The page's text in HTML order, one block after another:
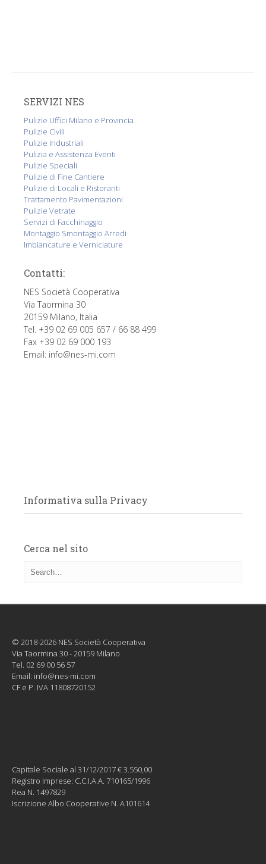
SERVIZI NES
Pulizie Uffici Milano e Provincia
Pulizie Civili
Pulizie Industriali
Pulizia e Assistenza Eventi
Pulizie Speciali
Pulizie di Fine Cantiere
Pulizie di Locali e Ristoranti
Trattamento Pavimentazioni
Pulizie Vetrate
Servizi di Facchinaggio
Montaggio Smontaggio Arredi
Imbiancature e Verniciature
Contatti:
NES Società Cooperativa
Via Taormina 30
20159 Milano, Italia
Tel. +39 02 69 005 657 / 66 88 499
Fax +39 02 69 000 193
Email: info@nes-mi.com
Informativa sulla Privacy
Cerca nel sito
© 2018-2026 NES Società Cooperativa
Via Taormina 30 - 20159 Milano
Tel. 02 69 00 56 57
Email: info@nes-mi.com
CF e P. IVA 11808720152
Capitale Sociale al 31/12/2017 € 3.550,00
Registro Imprese: C.C.I.A.A. 710165/1996
Rea N. 1497829
Iscrizione Albo Cooperative N. A101614